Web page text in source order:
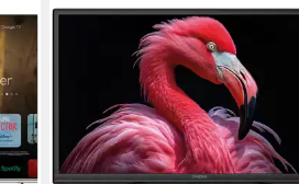
SRT 24HG4723C LED-Fernseher
60 cm/24 Zoll Diagonale
Bildschirmtechnologie
Auflösung
Produktdatenblatt
171,52 € UVP199,00 €